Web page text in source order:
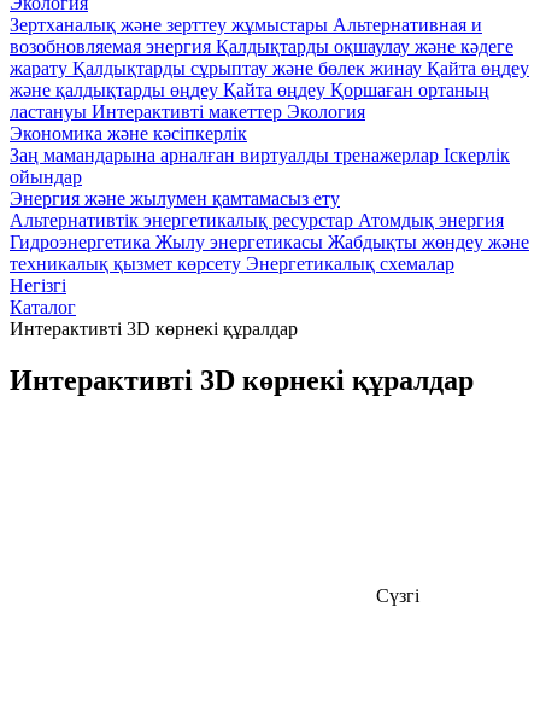
Зертханалық және зерттеу жұмыстары Альтернативная и
возобновляемая энергия Қалдықтарды оқшаулау және кәдеге
жарату Қалдықтарды сұрыптау және бөлек жинау Қайта өңдеу
және қалдықтарды өңдеу Қайта өңдеу Қоршаған ортаның
ластануы Интерактивті макеттер Экология
Экономика және кәсіпкерлік
Заң мамандарына арналған виртуалды тренажерлар Iскерлік
ойындар
Энергия және жылумен қамтамасыз ету
Альтернативтік энергетикалық ресурстар Атомдық энергия
Гидроэнергетика Жылу энергетикасы Жабдықты жөндеу және
техникалық қызмет көрсету Энергетикалық схемалар
Негізгі
Каталог
Интерактивті 3D көрнекі құралдар
Интерактивті 3D көрнекі құралдар
Сүзгі